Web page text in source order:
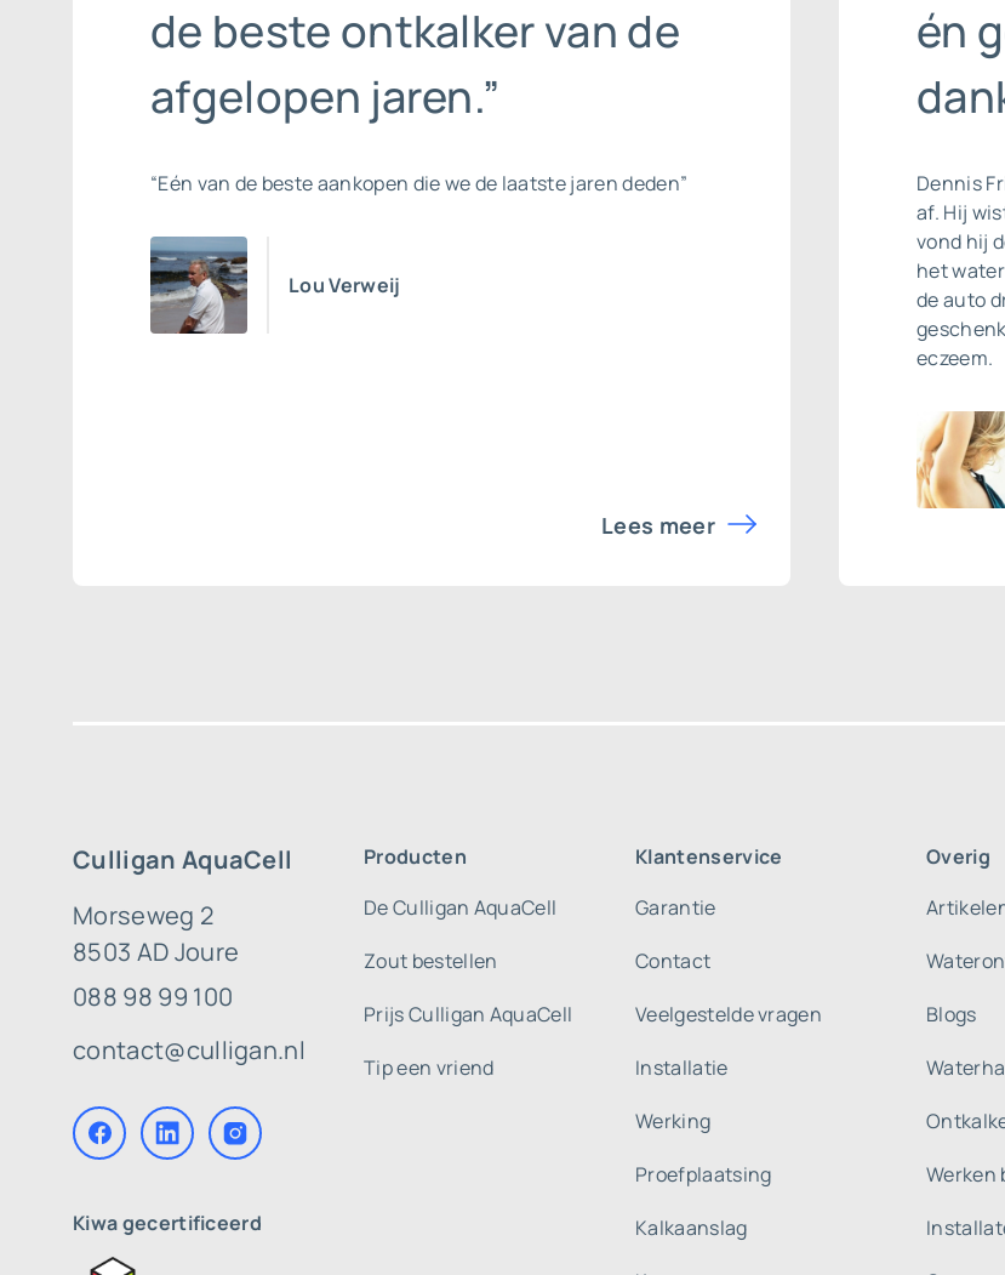
de beste ontkalker van de
afgelopen jaren.”
“Eén van de beste aankopen die we de laatste jaren deden”
Lou Verweij
Lees meer
én
Dennis
af. Hij
vond hij
het
de auto
eczeem.
Culligan AquaCell
Morseweg 2
8503 AD Joure
088 98 99 100
contact@culligan.nl
Kiwa gecertificeerd
Producten
De Culligan AquaCell
Zout bestellen
Prijs Culligan AquaCell
Tip een vriend
Klantenservice
Garantie
Contact
Veelgestelde vragen
Installatie
Werking
Proefplaatsing
Kalkaanslag
Overig
Blogs
Werken